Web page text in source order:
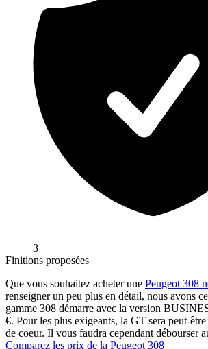
3
Finitions proposées
Que vous souhaitez acheter une Peugeot 308
renseigner un peu plus en détail, nous avons
gamme 308 démarre avec la version
€. Pour les plus exigeants, la GT sera peut-
de coeur. Il vous faudra cependant débourser
Comparez les prix de la Peugeot 308